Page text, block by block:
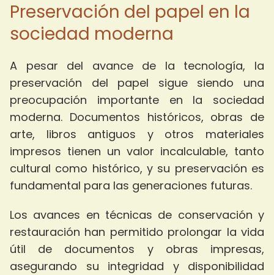
Preservación del papel en la
sociedad moderna
A pesar del avance de la tecnología, la
preservación del papel sigue siendo una
preocupación importante en la sociedad
moderna. Documentos históricos, obras de
arte, libros antiguos y otros materiales
impresos tienen un valor incalculable, tanto
cultural como histórico, y su preservación es
fundamental para las generaciones futuras.
Los avances en técnicas de conservación y
restauración han permitido prolongar la vida
útil de documentos y obras impresas,
asegurando su integridad y disponibilidad